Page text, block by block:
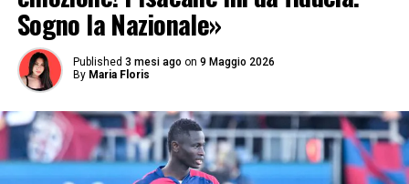
Sogno la Nazionale»
Published 3 mesi ago on 9 Maggio 2026
By Maria Floris